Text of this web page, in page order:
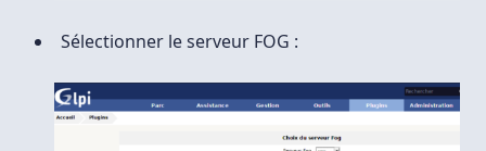
Sélectionner le serveur FOG :